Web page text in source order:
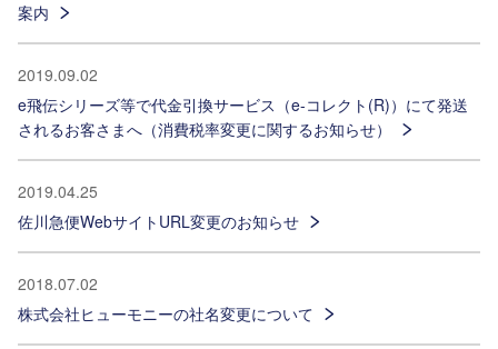
案内
2019.09.02
e飛伝シリーズ等で代金引換サービス（e-コレクト(R)）にて発送
されるお客さまへ（消費税率変更に関するお知らせ）
2019.04.25
佐川急便WebサイトURL変更のお知らせ
2018.07.02
株式会社ヒューモニーの社名変更について